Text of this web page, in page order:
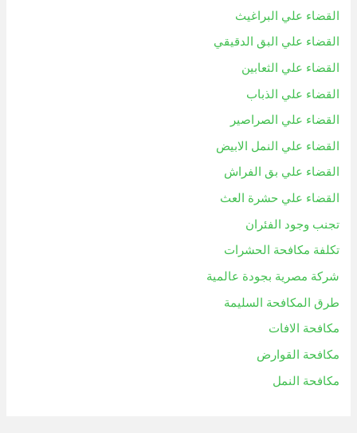
القضاء علي البراغيث
القضاء علي البق الدقيقي
القضاء علي الثعابين
القضاء علي الذباب
القضاء علي الصراصير
القضاء علي النمل الابيض
القضاء علي بق الفراش
القضاء علي حشرة العث
تجنب وجود الفئران
تكلفة مكافحة الحشرات
شركة مصرية بجودة عالمية
طرق المكافحة السليمة
مكافحة الافات
مكافحة القوارض
مكافحة النمل